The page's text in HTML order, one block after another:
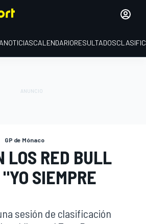
NOTICIASCALENDARIORESULTADOS
GP de Mónaco
LOS RED BULL
SIEMPRE
sesión de clasificación